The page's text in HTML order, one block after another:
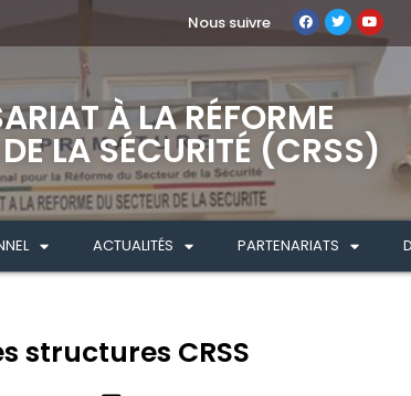
Nous suivre
À LA RÉFORME
LA SÉCURITÉ (CRSS)
ACTUALITÉS PARTENARIATS
structures CRSS